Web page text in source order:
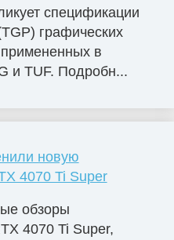
спецификации
графических
в
и TUF. Подробн...
новую
4070 Ti Super
обзоры
4070 Ti Super,